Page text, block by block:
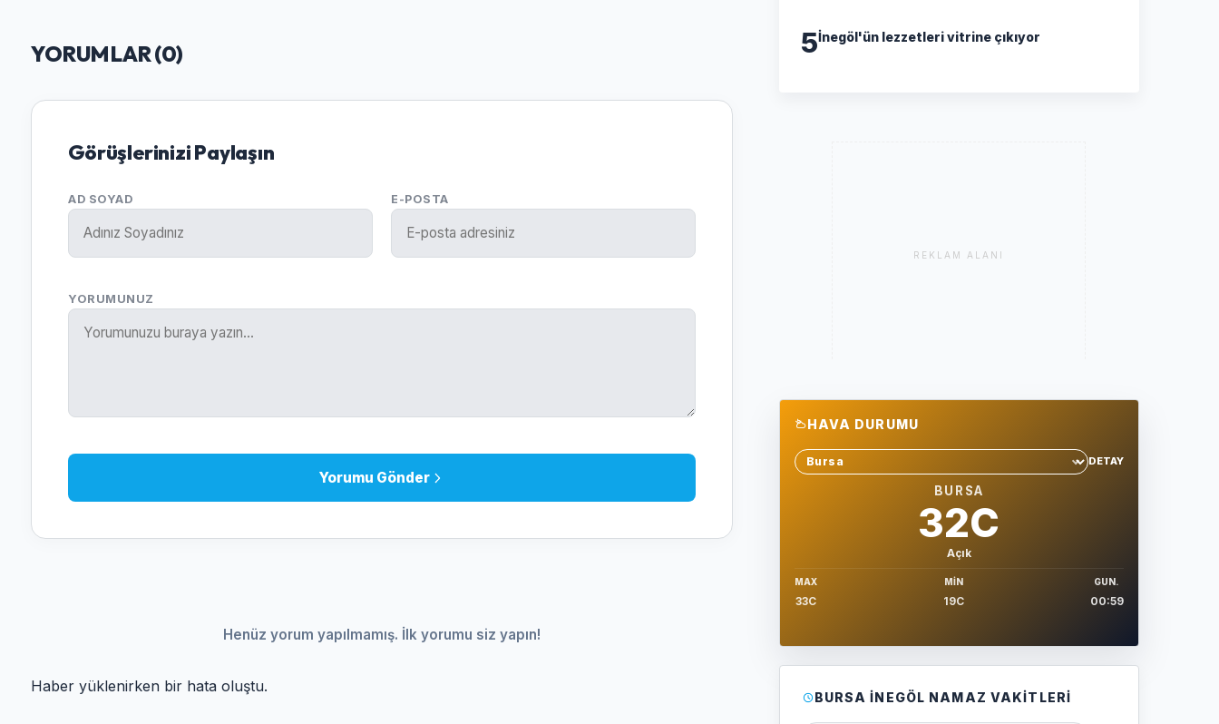
YORUMLAR (0)
Görüşlerinizi Paylaşın
AD SOYAD E-POSTA
YORUMUNUZ
Yorumu Gönder
Henüz yorum yapılmamış. İlk yorumu siz yapın!
Haber yüklenirken bir hata oluştu.
5İnegöl'ün lezzetleri vitrine çıkıyor
REKLAM ALANI
HAVA DURUMU
Sehir sec
DETAY
BURSA
32C
Açık
MAX
33C
MIN
19C
GUN.
00:59
BURSA İNEGÖL NAMAZ VAKITLERI